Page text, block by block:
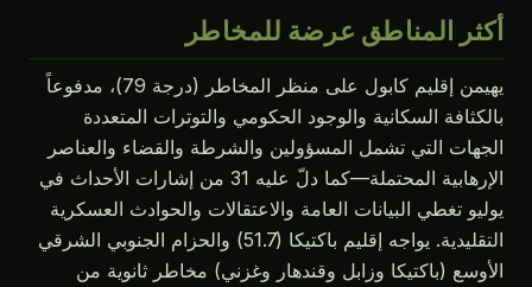
المناطق عرضة للمخاطر
يهيمن إقليم كابول على منظر المخاطر (درجة 79)، مدفوعاً
السكانية والوجود الحكومي والتوترات المتعددة
التي تشمل المسؤولين والشرطة والقضاء والعناصر
الإرهابية المحتملة—كما دلّ عليه 31 من إشارات الأحداث في
تغطي البيانات العامة والاعتقالات والحوادث العسكرية
التقليدية. يواجه إقليم باكتيكا (51.7) والحزام الجنوبي الشرقي
(باكتيكا وزابل وقندهار وغزني) مخاطر ثانوية من